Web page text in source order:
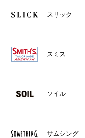
スリック
スミス
ソイル
サムシング